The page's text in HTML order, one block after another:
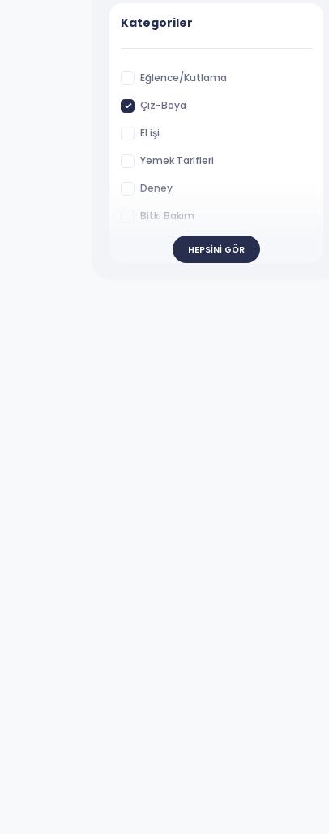
Kategoriler
Eğlence/Kutlama
Çiz-Boya
El işi
Yemek Tarifleri
Deney
Bitki Bakım
Masallar HEPSINI GÖR